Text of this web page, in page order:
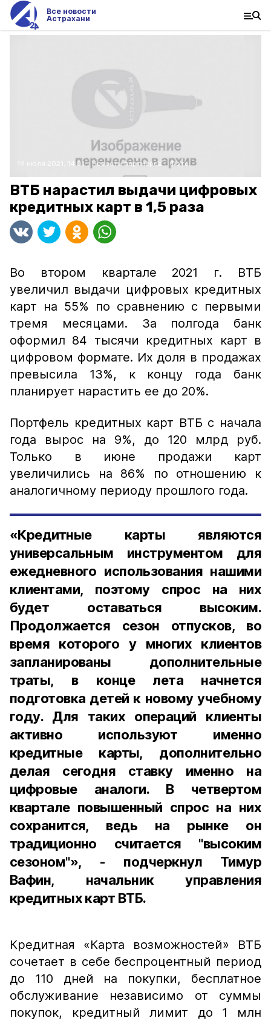
Все новости
Астрахани
19 июля 2021, 14:01 Новости партнёров Фото:
ВТБ нарастил выдачи цифровых
кредитных карт в 1,5 раза
Во втором квартале 2021 г. ВТБ
увеличил выдачи цифровых кредитных
карт на 55% по сравнению с первыми
тремя месяцами. За полгода банк
оформил 84 тысячи кредитных карт в
цифровом формате. Их доля в продажах
превысила 13%, к концу года банк
планирует нарастить ее до 20%.
Портфель кредитных карт ВТБ с начала
года вырос на 9%, до 120 млрд руб.
Только в июне продажи карт
увеличились на 86% по отношению к
аналогичному периоду прошлого года.
«Кредитные карты являются
универсальным инструментом для
ежедневного использования нашими
клиентами, поэтому спрос на них
будет оставаться высоким.
Продолжается сезон отпусков, во
время которого у многих клиентов
запланированы дополнительные
траты, в конце лета начнется
подготовка детей к новому учебному
году. Для таких операций клиенты
активно используют именно
кредитные карты, дополнительно
делая сегодня ставку именно на
цифровые аналоги. В четвертом
квартале повышенный спрос на них
сохранится, ведь на рынке он
традиционно считается "высоким
сезоном"», - подчеркнул Тимур
Вафин, начальник управления
кредитных карт ВТБ.
Кредитная «Карта возможностей» ВТБ
сочетает в себе беспроцентный период
до 110 дней на покупки, бесплатное
обслуживание независимо от суммы
покупок, кредитный лимит до 1 млн